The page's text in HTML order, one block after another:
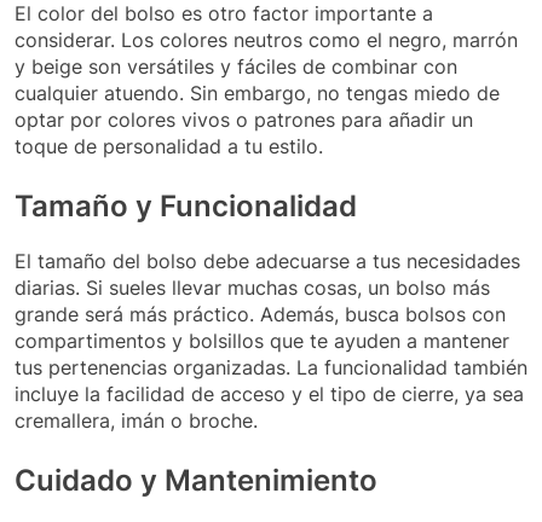
El color del bolso es otro factor importante a
considerar. Los colores neutros como el negro, marrón
y beige son versátiles y fáciles de combinar con
cualquier atuendo. Sin embargo, no tengas miedo de
optar por colores vivos o patrones para añadir un
toque de personalidad a tu estilo.
Tamaño y Funcionalidad
El tamaño del bolso debe adecuarse a tus necesidades
diarias. Si sueles llevar muchas cosas, un bolso más
grande será más práctico. Además, busca bolsos con
compartimentos y bolsillos que te ayuden a mantener
tus pertenencias organizadas. La funcionalidad también
incluye la facilidad de acceso y el tipo de cierre, ya sea
cremallera, imán o broche.
Cuidado y Mantenimiento